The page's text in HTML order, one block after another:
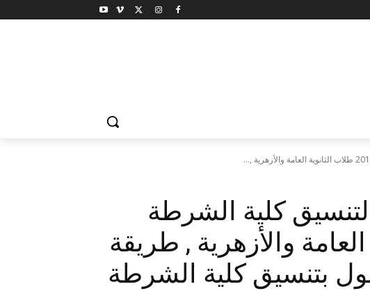
كلية الشرطة
العامة والأزهرية , طريقة
بتنسيق كلية الشرطة